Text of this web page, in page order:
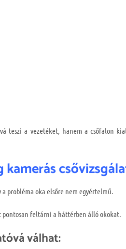
teszi a vezetéket, hanem a csőfalon
probléma oka elsőre nem egyértelmű.
pontosan feltárni a háttérben álló okokat.
válhat: